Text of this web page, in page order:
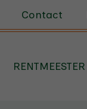
Contact
RENTMEESTER